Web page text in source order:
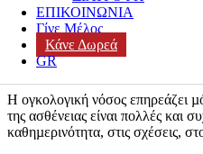
ΕΠΙΚΟΙΝΩΝΙΑ
Γίνε Μέλος
Κάνε Δωρεά
GR
ΨΥΧΟΚΟΙΝΩΝΙΚΗ
Καθηµερινά, οι
Η ογκολογική νόσος επηρεάζει
της ασθένειας είναι πολλές και
καθηµερινότητα, στις σχέσεις,